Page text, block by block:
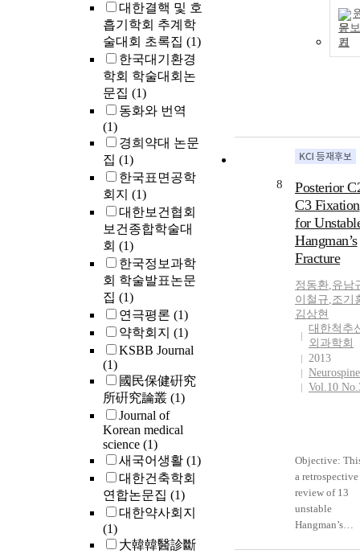
대한결핵 및 호
흡기학회 추계학
술대회 초록집 (1)
한국대기환경
학회 학술대회논
문집 (1)
동화와 번역
(1)
경희약대 논문
집 (1)
한국표면공학
회지 (1)
대한보건협회
보건종합학술대
회 (1)
한국정보과학
회 학술발표논문
집 (1)
연극평론 (1)
약학회지 (1)
KSBB Journal
(1)
國民保健硏究
所硏究論叢 (1)
Journal of
Korean medical
science (1)
새국어생활 (1)
대한건축학회
연합논문집 (1)
대한약사회지
(1)
大韓韓醫診斷
문보
기
8
Posterior
C3 Fixation
for
Hangman’s
Fracture
정동환,유남
이철규,조기
김상현
대한척추
외과학회
2013
Neurospine
Vol.10
Objective:
a retrospective
review of 13
unstable
Hangman’s